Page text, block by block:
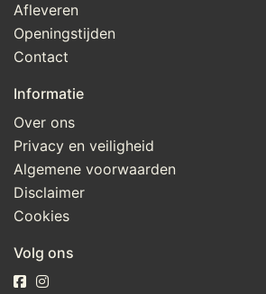
Afleveren
Openingstijden
Contact
Informatie
Over ons
Privacy en veiligheid
Algemene voorwaarden
Disclaimer
Cookies
Volg ons